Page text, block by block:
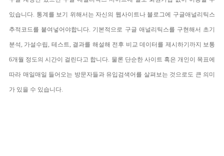
있습니다. 통계를 보기 위해서는 자신의 웹사이트나 블로그에 구글애널리틱스
추적코드를 붙여넣어야합니다. 기본적으로 구글 애널리틱스를 구현해서 초기
분석, 가설수립, 테스트, 결과를 해설해 전후 비교 데이터를 제시하기까지 보통
6개월 정도의 시간이 걸린다고 합니다. 물론 단순한 사이트 혹은 개인이 목표에
따라 매일매일 들어오는 방문자들과 유입검색어를 살펴보는 것으로도 큰 의미
가 있을 수 있습니다.